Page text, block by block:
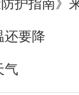
还要降
气